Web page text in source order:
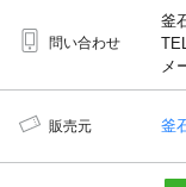
問い合わせ
釜
メ
販売元 釜